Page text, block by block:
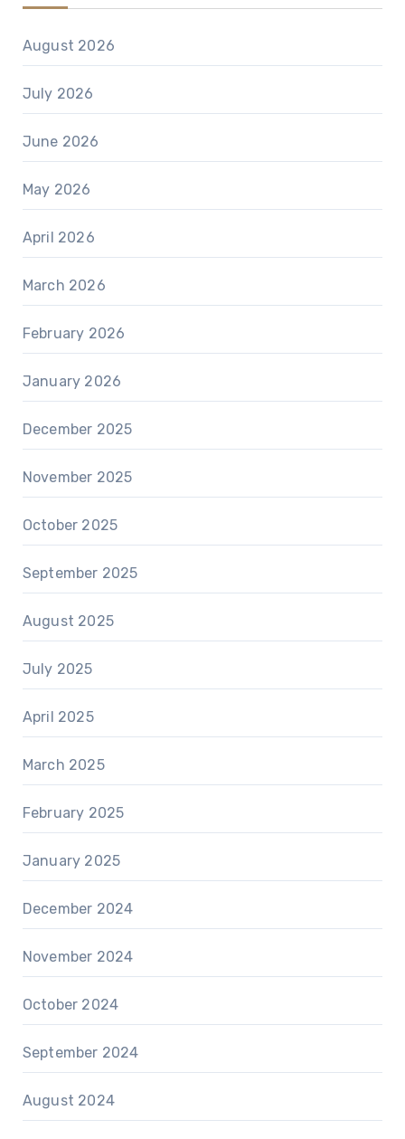
August 2026
July 2026
June 2026
May 2026
April 2026
March 2026
February 2026
January 2026
December 2025
November 2025
October 2025
September 2025
August 2025
July 2025
April 2025
March 2025
February 2025
January 2025
December 2024
November 2024
October 2024
September 2024
August 2024